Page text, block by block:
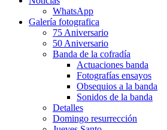
WhatsApp
Galería fotografica
75 Aniversario
50 Aniversario
Banda de la cofradía
Actuaciones banda
Fotografías ensayos
Obsequios a la banda
Sonidos de la banda
Detalles
Domingo resurrección